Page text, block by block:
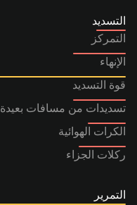
التسديد
التمركز
الإنهاء
قوة التسديد
تسديدات من مسافات بعيدة
الكرات الهوائية
ركلات الجزاء
التمرير